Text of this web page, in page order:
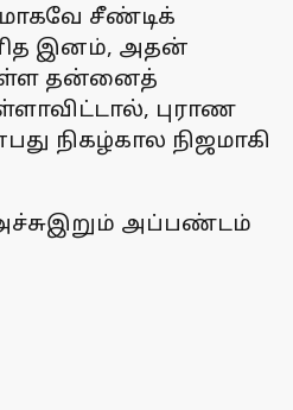
சீண்டிக்
இனம், அதன்
தன்னைத்
புராண
நிகழ்கால நிஜமாகி
அப்பண்டம்